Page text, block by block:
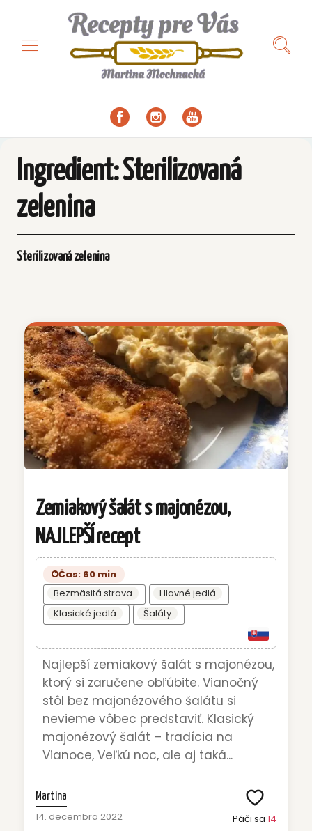
Ingredient:Sterilizovaná
zelenina
Sterilizovaná zelenina
Zemiakový šalát s majonézou,
NAJLEPŠÍ recept
Čas: 60 min
Bezmäsitá strava
Hlavné jedlá
Klasické jedlá
Šaláty
Najlepší zemiakový šalát s majonézou,
ktorý si zaručene obľúbite. Vianočný
stôl bez majonézového šalátu si
nevieme vôbec predstaviť. Klasický
majonézový šalát – tradícia na
Vianoce, Veľkú noc, ale aj taká...
Martina
14. decembra 2022 Páči sa 14